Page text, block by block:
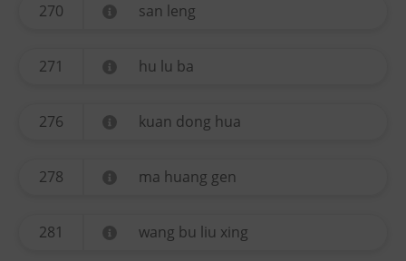
270 san leng
271 hu lu ba
276 kuan dong hua
278 ma huang gen
281 wang bu liu xing